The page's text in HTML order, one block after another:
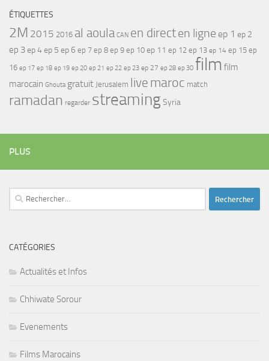
ÉTIQUETTES
2M 2015 2016 al aoula CAN en directen ligne ep 1 ep 2
ep 3ep 4ep 5 ep 6 ep 7 ep 8 ep 9 ep 10 ep 11 ep 12 ep 13 ep 14 ep 15 ep
16 ep 17 ep 18 ep 19 ep 20 ep 21 ep 22 ep 23 ep 27 ep 28 ep 30 film film
marocain Ghouta gratuit Jerusalem live maroc match
ramadan regarder streamingSyria
PLUS
Rechercher :
CATÉGORIES
Actualités et Infos
Chhiwate Sorour
Evenements
Films Marocains